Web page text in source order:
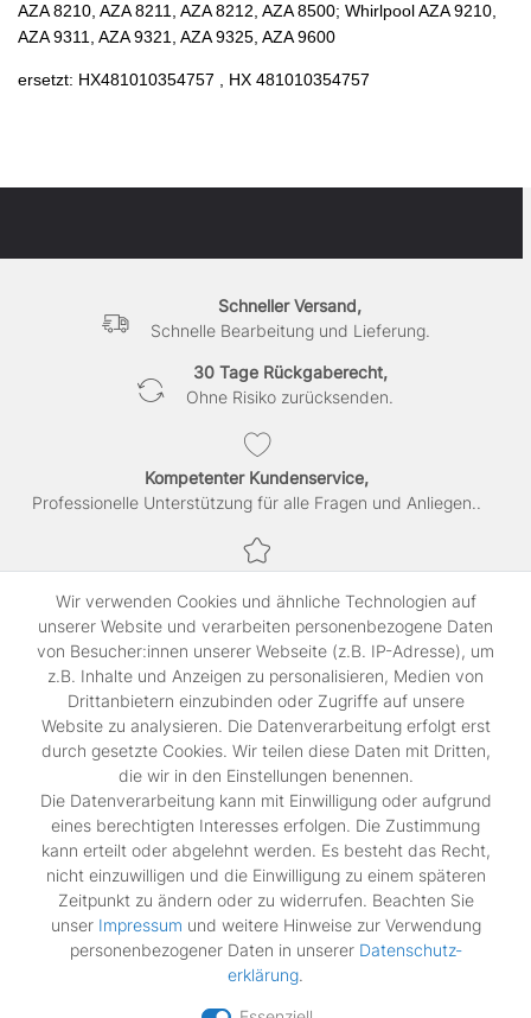
AZA 8210, AZA 8211, AZA 8212, AZA 8500; Whirlpool AZA 9210,
AZA 9311, AZA 9321, AZA 9325, AZA 9600
ersetzt: HX481010354757 , HX 481010354757
Schneller Versand,
Schnelle Bearbeitung und Lieferung.
30 Tage Rückgaberecht,
Ohne Risiko zurücksenden.
Kompetenter Kundenservice,
Professionelle Unterstützung für alle Fragen und Anliegen..
SSL-verschlüsselte Abwicklung für maximale Sicherheit.
Shop
Kontakt
Rechtliches
Widerrufs­recht
Impressum
Daten­schutz­erklärung
AGB
Vertrag widerrufen
Zahlungsarten
Wir verwenden Cookies und ähnliche Technologien auf
unserer Website und verarbeiten personenbezogene Daten
von Besucher:innen unserer Webseite (z.B. IP-Adresse), um
z.B. Inhalte und Anzeigen zu personalisieren, Medien von
Drittanbietern einzubinden oder Zugriffe auf unsere
Website zu analysieren. Die Datenverarbeitung erfolgt erst
durch gesetzte Cookies. Wir teilen diese Daten mit Dritten,
die wir in den Einstellungen benennen.
Die Datenverarbeitung kann mit Einwilligung oder aufgrund
eines berechtigten Interesses erfolgen. Die Zustimmung
kann erteilt oder abgelehnt werden. Es besteht das Recht,
nicht einzuwilligen und die Einwilligung zu einem späteren
Zeitpunkt zu ändern oder zu widerrufen. Beachten Sie
unser Impressum und weitere Hinweise zur Verwendung
personenbezogener Daten in unserer Daten­schutz­
erklärung.